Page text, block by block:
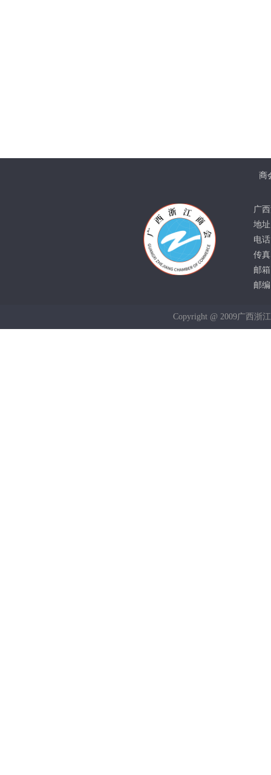
Copyright @ 2009广西浙
商
广
地
电
传
邮
邮